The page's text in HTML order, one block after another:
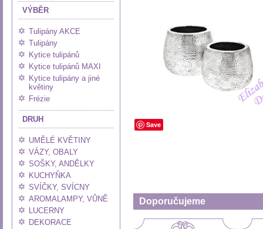
VÝBĚR
Tulipány AKCE
Tulipány
Kytice tulipánů
Kytice tulipánů MAXI
Kytice tulipány a jiné
květiny
Frézie
DRUH
UMĚLÉ KVĚTINY
VÁZY, OBALY
SOŠKY, ANDĚLKY
KUCHYŇKA
SVÍČKY, SVÍCNY
AROMALAMPY, VŮNĚ
LUCERNY
DEKORACE
Save
Doporučujeme